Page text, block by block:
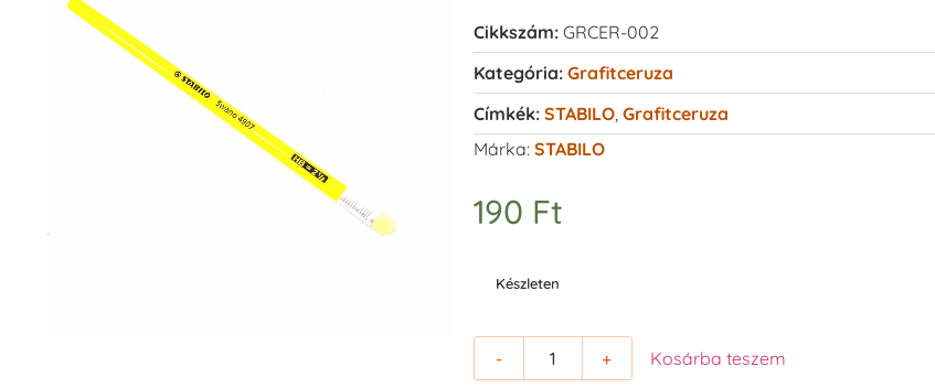
Cikkszám: GRCER-002
Kategória: Grafitceruza
Címkék: STABILO, Grafitceruza
Márka: STABILO
190 Ft
Készleten
- + Kosárba teszem